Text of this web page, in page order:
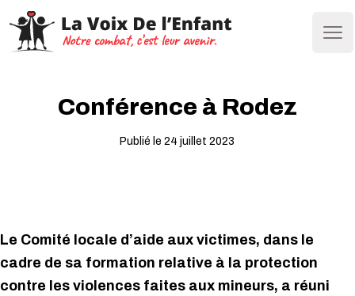
Conférence à Rodez
Publié le 24 juillet 2023
Le Comité locale d’aide aux victimes, dans le
cadre de sa formation relative à la protection
contre les violences faites aux mineurs, a réuni